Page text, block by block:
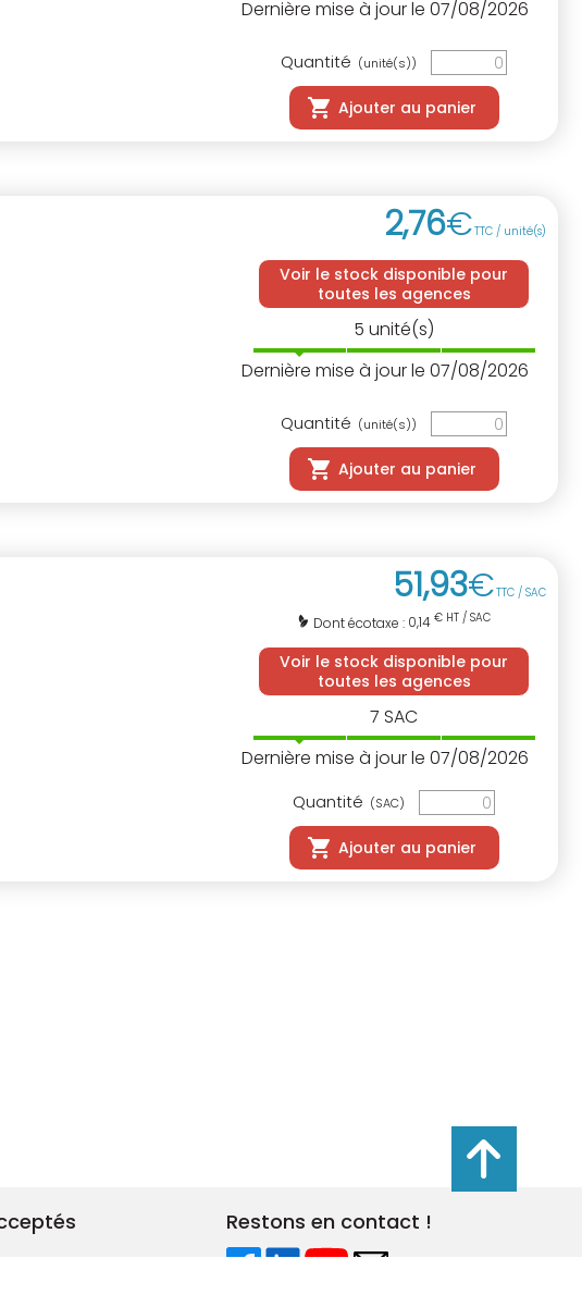
Dernière mise à jour le 07/08/2026
Quantité (unité(s))
Ajouter au panier
2,76€TTC / unité(s)
Voir le stock disponible pour
toutes les agences
5 unité(s)
Dernière mise à jour le 07/08/2026
Quantité (unité(s))
Ajouter au panier
51,93€TTC / SAC
Dont écotaxe : 0,14 € HT / SAC
Voir le stock disponible pour
toutes les agences
7 SAC
Dernière mise à jour le 07/08/2026
Quantité (SAC)
Ajouter au panier
Restons en contact !
avec les réglementations. Personnalisez vos préférences pour